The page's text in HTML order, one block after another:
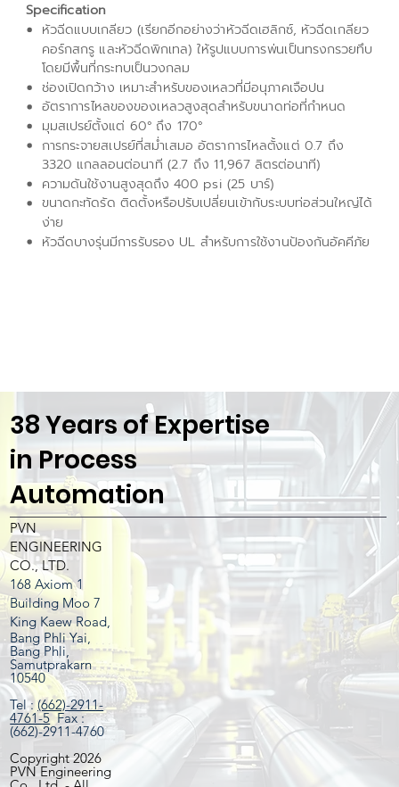
Specification
หัวฉีดแบบเกลียว (เรียกอีกอย่างว่าหัวฉีดเฮลิกซ์, หัวฉีดเกลียว
คอร์กสกรู และหัวฉีดพิกเทล) ให้รูปแบบการพ่นเป็นทรงกรวยทึบ
โดยมีพื้นที่กระทบเป็นวงกลม
ช่องเปิดกว้าง เหมาะสำหรับของเหลวที่มีอนุภาคเจือปน
อัตราการไหลของของเหลวสูงสุดสำหรับขนาดท่อที่กำหนด
มุมสเปรย์ตั้งแต่ 60° ถึง 170°
การกระจายสเปรย์ที่สม่ำเสมอ อัตราการไหลตั้งแต่ 0.7 ถึง
3320 แกลลอนต่อนาที (2.7 ถึง 11,967 ลิตรต่อนาที)
ความดันใช้งานสูงสุดถึง 400 psi (25 บาร์)
ขนาดกะทัดรัด ติดตั้งหรือปรับเปลี่ยนเข้ากับระบบท่อส่วนใหญ่ได้
ง่าย
หัวฉีดบางรุ่นมีการรับรอง UL สำหรับการใช้งานป้องกันอัคคีภัย
38 Years of Expertise
in Process
Automation
PVN
ENGINEERING
CO., LTD.
168 Axiom 1
Building Moo 7
King Kaew Road,
Bang Phli Yai,
Bang Phli,
Samutprakarn
10540
Tel :(662)-2911-
4761-5Fax :
(662)-2911-4760
Copyright 2026
PVN Engineering